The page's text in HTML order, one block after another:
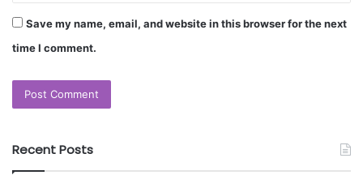
Save my name, email, and website in this browser for the next
time I comment.
Recent Posts